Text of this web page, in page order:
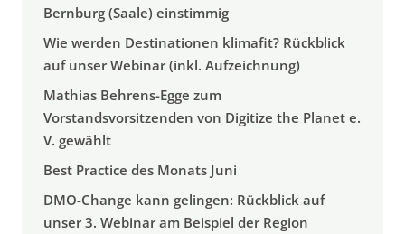
Bernburg (Saale) einstimmig
Wie werden Destinationen klimafit? Rückblick
auf unser Webinar (inkl. Aufzeichnung)
Mathias Behrens-Egge zum
Vorstandsvorsitzenden von Digitize the Planet e.
V. gewählt
Best Practice des Monats Juni
DMO-Change kann gelingen: Rückblick auf
unser 3. Webinar am Beispiel der Region